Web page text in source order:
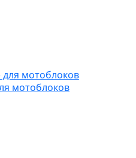
мотоблоков